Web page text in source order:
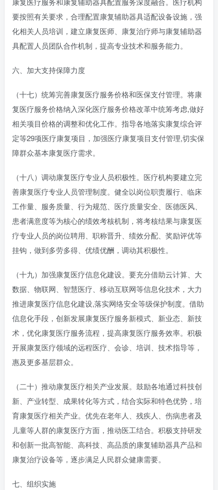
要按照有关要求，合理配置康复辅助器具适配设备设施，强
化相关人员培训，建立康复医师、康复治疗师与康复辅助器
具配置人员团队合作机制，提高专业技术和服务能力。
六、加大支持保障力度
（十七）统筹完善康复医疗服务价格和医保支付管理。将康
复医疗服务价格纳入深化医疗服务价格改革中统筹考虑,做好
相关项目价格的调整和优化工作。指导各地落实康复综合评
定等29项医疗康复项目，加强医疗康复项目支付管理,切实保
障群众基本康复医疗需求。
（十八）调动康复医疗专业人员积极性。医疗机构要建立完
善康复医疗专业人员管理制度。健全以岗位职责履行、临床
工作量、服务质量、行为规范、医疗质量安全、医德医风、
患者满意度等为核心的绩效考核机制，将考核结果与康复医
疗专业人员的岗位聘用、职称晋升、绩效分配、奖励评优等
挂钩，做到多劳多得、优绩优酬，调动其积极性。
（十九）加强康复医疗信息化建设。要充分借助云计算、大
数据、物联网、智慧医疗、移动互联网等信息化技术，大力
推进康复医疗信息化建设,落实网络安全等级保护制度。借助
信息化手段，创新发展康复医疗服务新模式、新业态、新技
术，优化康复医疗服务流程，提高康复医疗服务效率。积极
开展康复医疗领域的远程医疗、会诊、培训、技术指导等，
惠及更多基层群众。
（二十）推动康复医疗相关产业发展。鼓励各地通过科技创
新、产业转型、成果转化等方式，结合实际和特色优势，培
育康复医疗相关产业。优先在老年人、残疾人、伤病患者及
儿童等人群的康复医疗方面，推动医工结合。积极支持研发
和创新一批高智能、高科技、高品质的康复辅助器具产品和
康复治疗设备等，逐步满足人民群众健康需要。
七、组织实施